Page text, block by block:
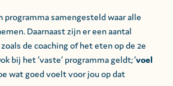
programma samengesteld waar alle
Daarnaast zijn er een aantal
de coaching of het eten op de 2e
bij het ‘vaste’ programma geldt; ‘voel
wat goed voelt voor jou op dat